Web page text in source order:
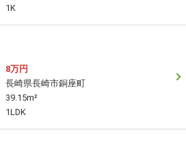
1K
8万円
長崎県長崎市銅座町
39.15m²
1LDK